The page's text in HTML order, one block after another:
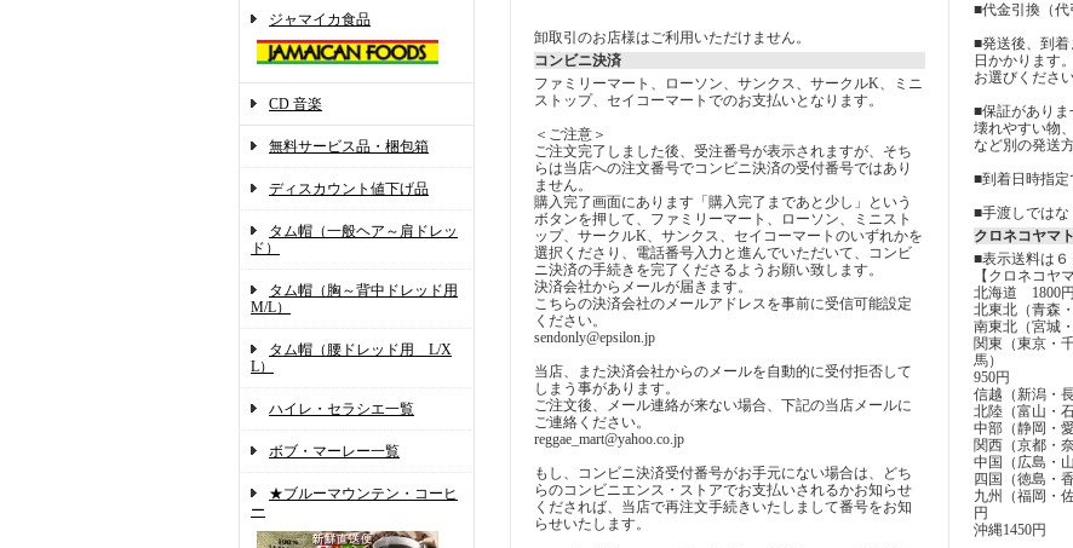
ジャマイカ食品
CD 音楽
無料サービス品・梱包箱
ディスカウント値下げ品
タム帽（一般ヘア～肩ドレッ
ド）
タム帽（胸～背中ドレッド用
M/L）
タム帽（腰ドレッド用 L/X
L）
ハイレ・セラシエ一覧
ボブ・マーレー一覧
★ブルーマウンテン・コーヒ
ー
卸取引のお店様はご利用いただけません。
コンビニ決済
ファミリーマート、ローソン、サンクス、サークルK、ミニ
ストップ、セイコーマートでのお支払いとなります。
＜ご注意＞
ご注文完了しました後、受注番号が表示されますが、そち
らは当店への注文番号でコンビニ決済の受付番号ではあり
ません。
購入完了画面にあります「購入完了まであと少し」という
ボタンを押して、ファミリーマート、ローソン、ミニスト
ップ、サークルK、サンクス、セイコーマートのいずれかを
選択くださり、電話番号入力と進んでいただいて、コンビ
ニ決済の手続きを完了くださるようお願い致します。
決済会社からメールが届きます。
こちらの決済会社のメールアドレスを事前に受信可能設定
ください。
sendonly@epsilon.jp
当店、また決済会社からのメールを自動的に受付拒否して
しまう事があります。
ご注文後、メール連絡が来ない場合、下記の当店メールに
ご連絡ください。
reggae_mart@yahoo.co.jp
もし、コンビニ決済受付番号がお手元にない場合は、どち
らのコンビニエンス・ストアでお支払いされるかお知らせ
くだされば、当店で再注文手続きいたしまして番号をお知
らせいたします。
■代金引換（代
■発送後、到
日かかります
お選びください
■保証がありま
壊れやすい物
など別の発送
■到着日時指定
■手渡しではな
クロネコヤマ
■表示送料は６
【クロネコヤ
北海道 1800円
北東北（青森
南東北（宮城
関東（東京・
馬）
950円
信越（新潟・
北陸（富山・
中部（静岡・
関西（京都・
中国（広島・
四国（徳島・
九州（福岡・
円
沖縄1450円